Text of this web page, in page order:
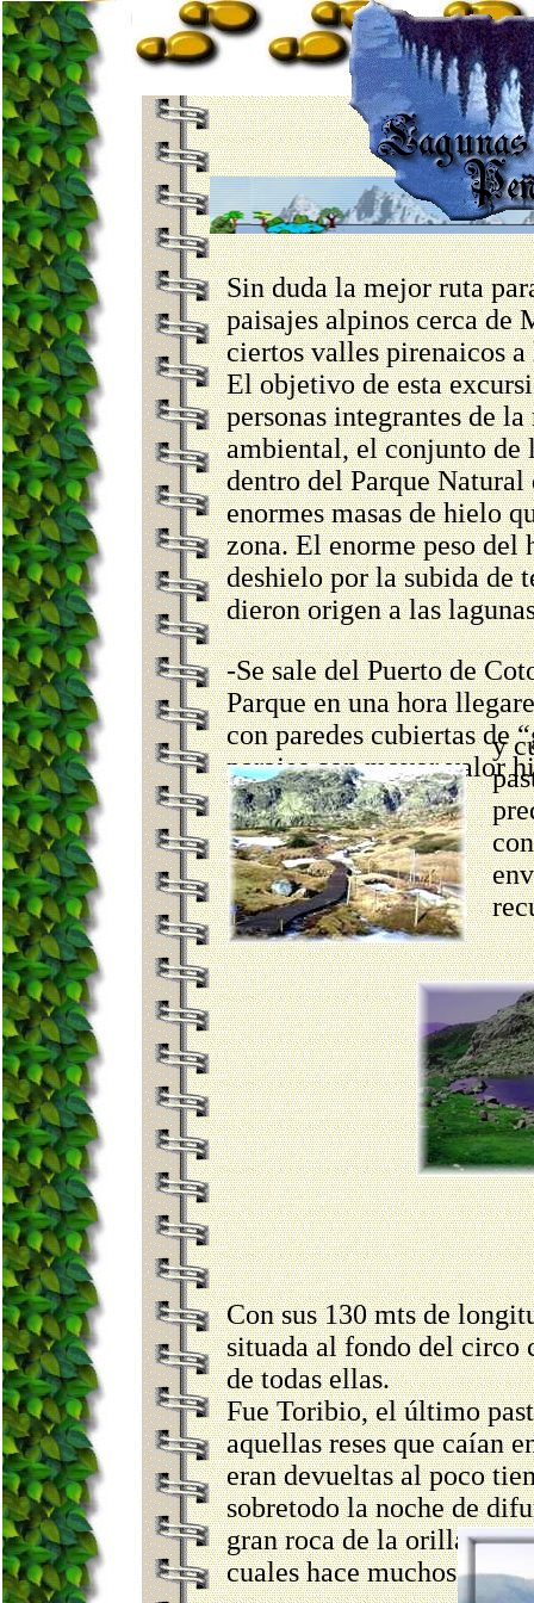
Sin duda la mejor ruta
paisajes alpinos cerca de
ciertos valles pirenaicos
El objetivo de esta
personas integrantes de
ambiental, el conjunto de
dentro del Parque Natural
enormes masas de hielo
zona. El enorme peso del
deshielo por la subida de
dieron origen a las
-Se sale del Puerto de
Parque en una hora
con paredes cubiertas de
parajes con mayor valor
y
Con sus 130 mts de
situada al fondo del circo
de todas ellas.
Fue Toribio, el último
aquellas reses que caían
eran devueltas al poco
sobretodo la noche de
gran roca de la orilla
cuales hace muchos